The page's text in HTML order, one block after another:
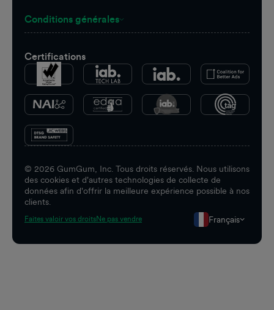
Conditions générales
Certifications
© 2026 GumGum, Inc. Tous droits réservés. Nous utilisons
des cookies et d'autres technologies de collecte de
données afin d'offrir la meilleure expérience possible à nos
clients.
Faites valoir vos droitsNe pas vendre Français